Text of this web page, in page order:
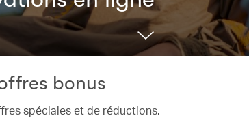
bonus
spéciales et de réductions.